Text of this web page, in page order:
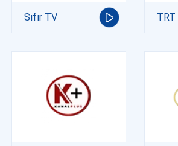
Sıfır TV TRT